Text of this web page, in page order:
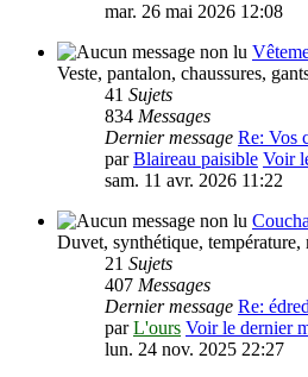
mar. 26 mai 2026 12:08
Veste, pantalon, chaussures,
41 Sujets
834 Messages
Dernier message Re: Vos
parBlaireau paisible Voir
sam. 11 avr. 2026 11:22
Duvet, synthétique, température,
21 Sujets
407 Messages
Dernier message Re:
parL'ours Voir le dernier
lun. 24 nov. 2025 22:27